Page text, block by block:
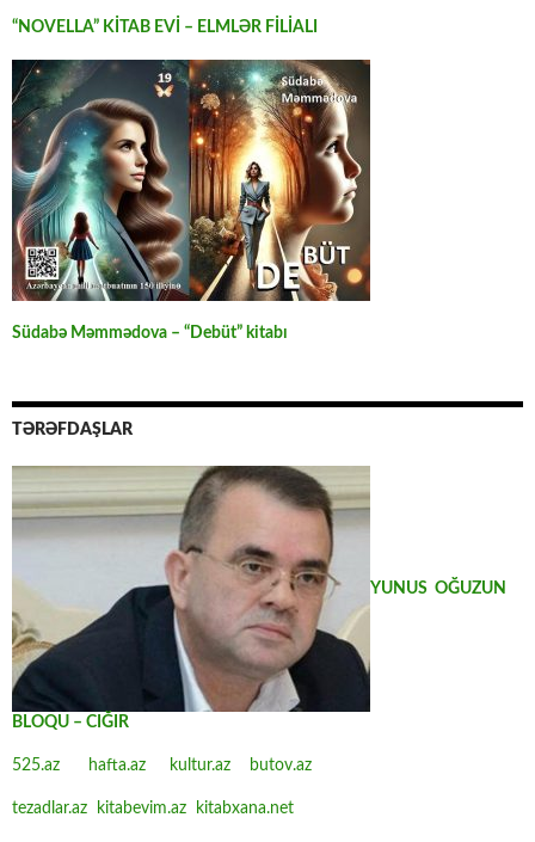
“NOVELLA” KİTAB EVİ – ELMLƏR FİLİALI
Südabə Məmmədova – “Debüt” kitabı
TƏRƏFDAŞLAR
YUNUS OĞUZUN
BLOQU – CIĞIR
525.az hafta.az kultur.az butov.az
tezadlar.az kitabevim.az kitabxana.net